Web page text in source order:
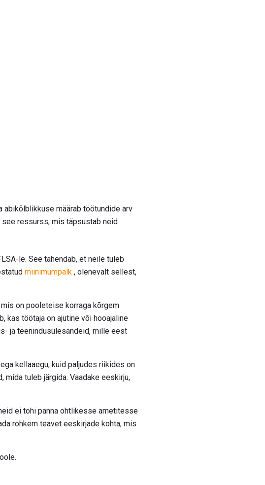
abikõlblikkuse määrab töötundide arv
see ressurss, mis täpsustab neid
le. See tähendab, et neile tuleb
miinimumpalk , olenevalt sellest,
on pooleteise korraga kõrgem
kas töötaja on ajutine või hooajaline
ja teenindusülesandeid, mille eest
kellaaegu, kuid paljudes riikides on
tuleb järgida. Vaadake eeskirju,
ei tohi panna ohtlikesse ametitesse
rohkem teavet eeskirjade kohta, mis